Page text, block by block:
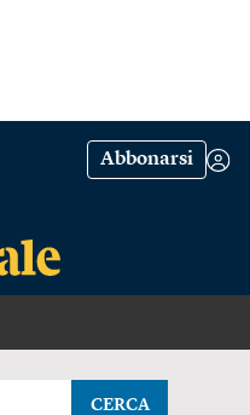
Abbonarsi
CERCA